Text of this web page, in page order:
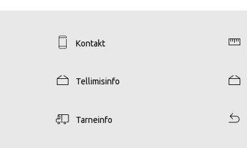
Kontakt
Tellimisinfo
Tarneinfo